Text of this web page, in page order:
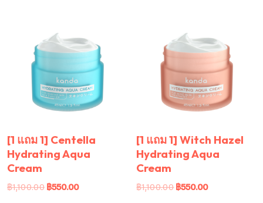
[1 แถม 1] Centella
Hydrating Aqua
Cream
฿1,100.00 ฿550.00
[1 แถม 1] Witch Hazel
Hydrating Aqua
Cream
฿1,100.00฿550.00